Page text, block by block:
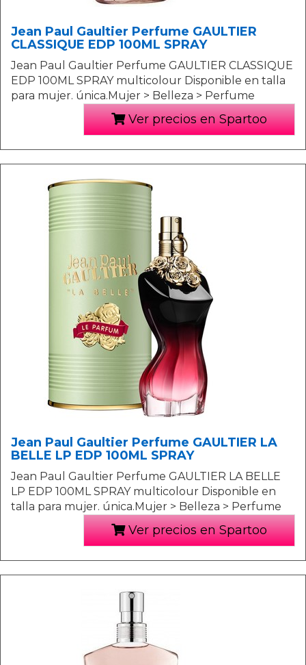
Jean Paul Gaultier Perfume GAULTIER
CLASSIQUE EDP 100ML SPRAY
Jean Paul Gaultier Perfume GAULTIER CLASSIQUE
EDP 100ML SPRAY multicolour Disponible en talla
para mujer. única.Mujer > Belleza > Perfume
Ver precios en Spartoo
Jean Paul Gaultier Perfume GAULTIER LA
BELLE LP EDP 100ML SPRAY
Jean Paul Gaultier Perfume GAULTIER LA BELLE
LP EDP 100ML SPRAY multicolour Disponible en
talla para mujer. única.Mujer > Belleza > Perfume
Ver precios en Spartoo